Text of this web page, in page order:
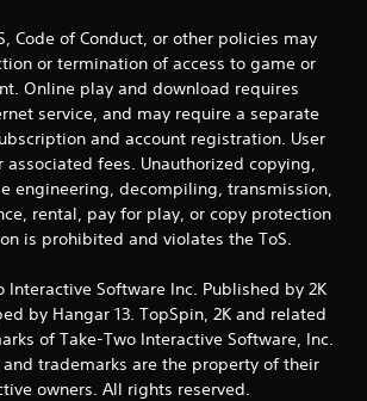
t
o
t
a
l
e
4
Code of Conduct, or other policies may
or termination of access to game or
Online play and download requires
service, and may require a separate
and account registration. User
associated fees. Unauthorized copying,
engineering, decompiling, transmission,
rental, pay for play, or copy protection
is prohibited and violates the ToS.
Interactive Software Inc. Published by 2K
by Hangar 13. TopSpin, 2K and related
of Take-Two Interactive Software, Inc.
trademarks are the property of their
owners. All rights reserved.